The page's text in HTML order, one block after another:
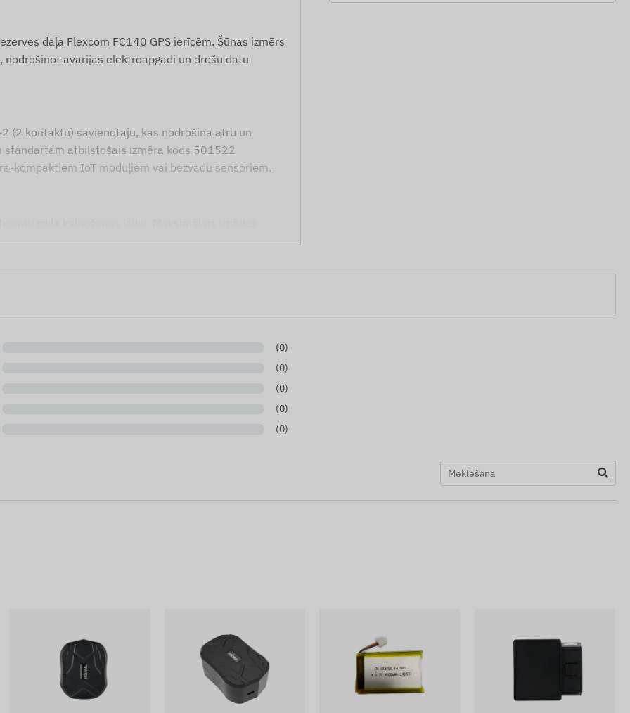
daļa Flexcom FC140 GPS ierīcēm. Šūnas izmērs
avārijas elektroapgādi un drošu datu
(2 kontaktu) savienotāju, kas nodrošina ātru un
atbilstošais izmēra kods 501522
kompaktiem IoT moduļiem vai bezvadu sensoriem.
cikla kalpošanas laiku. Maksimālais uzlādes
rezerves vai galvenais enerģijas avots.
publicēto informāciju, kas ne vienmēr ir precīza vai
(0)
(0)
(0)
(0)
(0)